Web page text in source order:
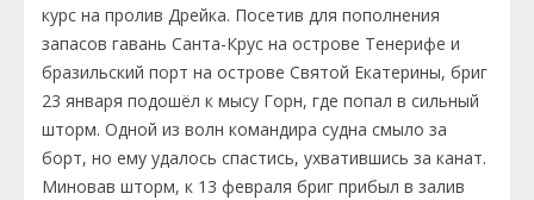
курс на пролив Дрейка. Посетив для пополнения
запасов гавань Санта-Крус на острове Тенерифе и
бразильский порт на острове Святой Екатерины, бриг
23 января подошёл к мысу Горн, где попал в сильный
шторм. Одной из волн командира судна смыло за
борт, но ему удалось спастись, ухватившись за канат.
Миновав шторм, к 13 февраля бриг прибыл в залив